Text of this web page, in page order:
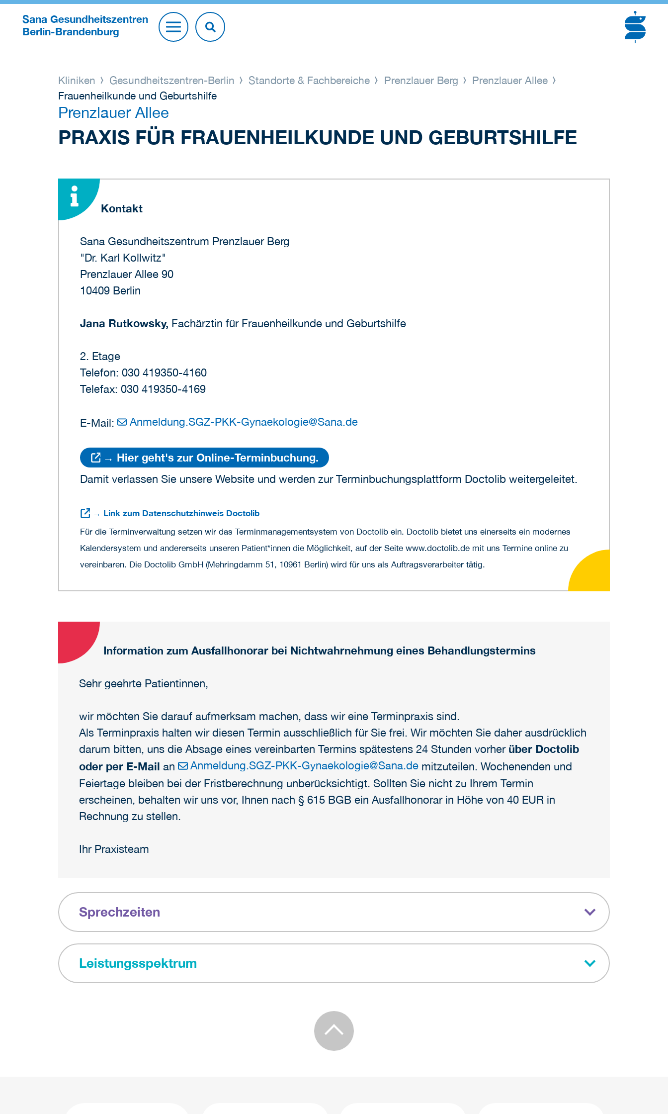
Sana Gesundheitszentren
Berlin-Brandenburg
Kliniken Gesundheitszentren-Berlin Standorte & Fachbereiche Prenzlauer Berg
Prenzlauer Allee
Frauenheilkunde und Geburtshilfe
Prenzlauer Allee
PRAXIS FÜR FRAUENHEILKUNDE UND GEBURTSHILFE
Kontakt
Sana Gesundheitszentrum Prenzlauer Berg
"Dr. Karl Kollwitz"
Prenzlauer Allee 90
10409 Berlin
Jana Rutkowsky, Fachärztin für Frauenheilkunde und Geburtshilfe
2. Etage
Telefon: 030 419350-4160
Telefax: 030 419350-4169
E-Mail: Anmeldung.SGZ-PKK-Gynaekologie@Sana.de
→ Hier geht's zur Online-Terminbuchung.
Damit verlassen Sie unsere Website und werden zur Terminbuchungsplattform Doctolib weitergeleitet.
→ Link zum Datenschutzhinweis Doctolib
Für die Terminverwaltung setzen wir das Terminmanagementsystem von Doctolib ein. Doctolib bietet uns einerseits ein modernes
Kalendersystem und andererseits unseren Patient*innen die Möglichkeit, auf der Seite www.doctolib.de mit uns Termine online zu
vereinbaren. Die Doctolib GmbH (Mehringdamm 51, 10961 Berlin) wird für uns als Auftragsverarbeiter tätig.
Information zum Ausfallhonorar bei Nichtwahrnehmung eines Behandlungstermins
Sehr geehrte Patientinnen,
wir möchten Sie darauf aufmerksam machen, dass wir eine Terminpraxis sind.
Als Terminpraxis halten wir diesen Termin ausschließlich für Sie frei. Wir möchten Sie daher ausdrücklich
darum bitten, uns die Absage eines vereinbarten Termins spätestens 24 Stunden vorher über Doctolib
oder per E-Mail an Anmeldung.SGZ-PKK-Gynaekologie@Sana.de mitzuteilen. Wochenenden und
Feiertage bleiben bei der Fristberechnung unberücksichtigt. Sollten Sie nicht zu Ihrem Termin
erscheinen, behalten wir uns vor, Ihnen nach § 615 BGB ein Ausfallhonorar in Höhe von 40 EUR in
Rechnung zu stellen.
Ihr Praxisteam
Sprechzeiten
Leistungsspektrum